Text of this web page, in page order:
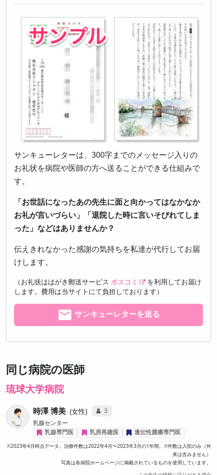
サンキューレターは、300字までのメッセージ入りの
お礼状を病院や医師の方へ送ることができる仕組みで
す。
「お世話になったあの先生に面と向かってはなかなか
お礼が言いづらい」「退院した時に言いそびれてしま
った」などはありませんか？
伝えきれなかった感謝の気持ちを私達が代行してお届
けします。
（お礼状ははがき郵送サービス ポスコミ
を利用してお届け
します。費用は当サイトにて負担しております）
サンキューレターを送る
同じ病院の医師
琉球大学病院
時澤 博美 女性 コミュニケーション・タイプ投票数
3
乳腺センター
乳腺専門医
乳房再建医 遺伝性腫瘍専門医
※2023年4月時点データ。治療件数は2022年4月〜2023年3月の1年間。※件数は入院のみ（外
来は含みません）
写真は各病院ホームページに掲載されているものを使用しています。